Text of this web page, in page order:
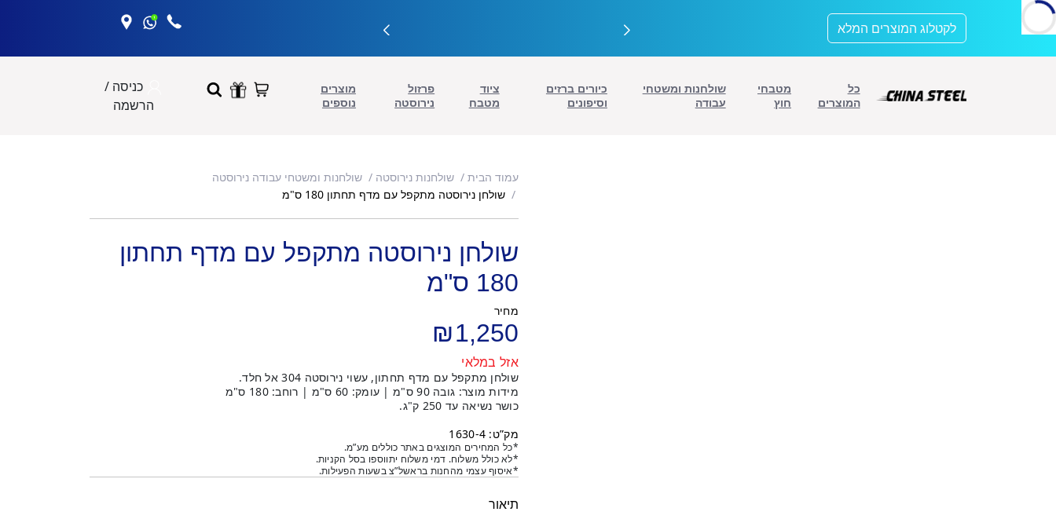
לתוכן
לקטלוג המוצרים המלא
כל
המוצרים
מטבחי
חוץ
שולחנות ומשטחי
עבודה
כיורים ברזים
וסיפונים
ציוד
מטבח
פרזול
נירוסטה
מוצרים
נוספים
כניסה /
הרשמה
עמוד הבית שולחנות נירוסטה שולחנות ומשטחי עבודה נירוסטה
שולחן נירוסטה מתקפל עם מדף תחתון 180 ס"מ
שולחן נירוסטה מתקפל עם מדף תחתון
180 ס"מ
מחיר
₪1,250
אזל במלאי
שולחן מתקפל עם מדף תחתון, עשוי נירוסטה 304 אל חלד.
מידות מוצר: גובה 90 ס"מ | עומק: 60 ס"מ | רוחב: 180 ס"מ
כושר נשיאה עד 250 ק"ג.
מק”ט: 1630-4
*כל המחירים המוצגים באתר כוללים מע”מ.
*לא כולל משלוח. דמי משלוח יתווספו בסל הקניות.
*איסוף עצמי מהחנות בראשל”צ בשעות הפעילות.
תיאור